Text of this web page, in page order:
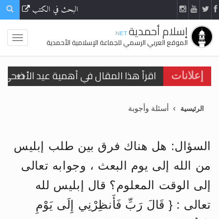
البحث في الكتب
إسلام أحمدية.NET
الموقع العربي الرسمي للجماعة الإسلامية الأحمدية
إعلانات
اقرأ هذا المقال في أهمية عيد
تعميم هامّ لأفراد الجماعة >> المزيد
تعميم هامّ لأفراد الجماعة >> المزيد
اقرأ هذا الكتاب وتعرّف على حقيقة
الرئيسية أسئلة وأجوبة
السؤال: هل هناك فرق بين طلب إبليس
من الله إلى يوم البعث ، وجوابه تعالى
إلى الوقت المعلوم؟ قال إبليس لله
تعالى : { قَالَ رَبِّ فَأَنظِرْنِي إِلَى يَوْمِ